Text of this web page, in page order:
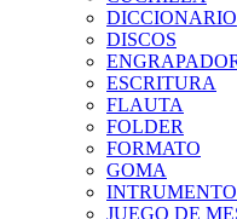
DICCIONARIO
DISCOS
ESCRITURA
FLAUTA
FOLDER
FORMATO
GOMA
JUEGO DE